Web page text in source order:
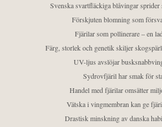
Svenska svartfläckiga blåvingar
Förskjuten blomning som
Fjärilar som pollinerare – en
Färg, storlek och genetik skiljer
UV-ljus avslöjar
Sydrovfjäril har smak för
Handel med fjärilar omsätter
Vätska i vingmembran kan ge
Drastisk minskning av danska